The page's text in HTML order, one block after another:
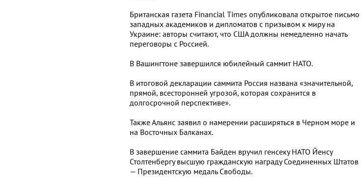
Британская газета Financial Times опубликовала открытое письмо
западных академиков и дипломатов с призывом к миру на
Украине: авторы считают, что США должны немедленно начать
переговоры с Россией.
В Вашингтоне завершился юбилейный саммит НАТО.
В итоговой декларации саммита Россия названа «значительной,
прямой, всесторонней угрозой, которая сохранится в
долгосрочной перспективе».
Также Альянс заявил о намерении расширяться в Черном море и
на Восточных Балканах.
В завершение саммита Байден вручил генсеку НАТО Йенсу
Столтенбергу высшую гражданскую награду Соединенных Штатов
— Президентскую медаль Свободы.